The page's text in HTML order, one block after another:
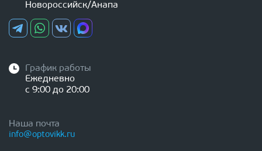
Новороссийск/Анапа
График работы
Ежедневно
с 9:00 до 20:00
Наша почта
info@optovikk.ru